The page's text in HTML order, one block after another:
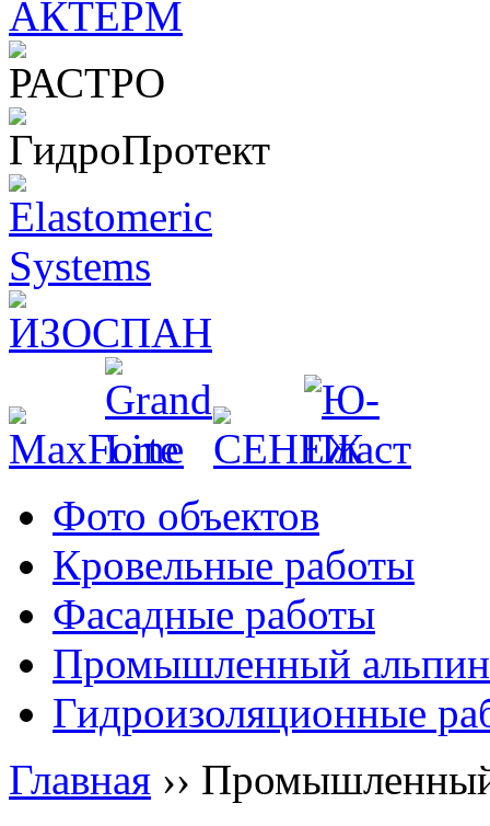
Фото объектов
Кровельные работы
Фасадные работы
Промышленный
Гидроизоляционные
Главная ››